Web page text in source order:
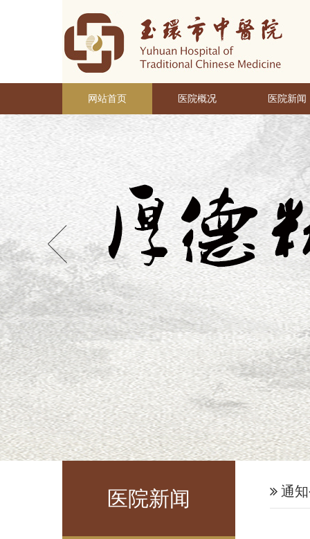
网站首页 医院概况 医院新闻
医院新闻 通